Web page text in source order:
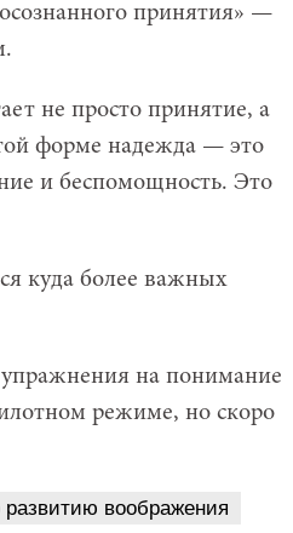
принятия» —
не просто принятие, а
форме надежда — это
и беспомощность. Это
куда более важных
на понимание
режиме, но скоро
развитию воображения